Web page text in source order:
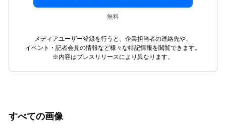
無料
メディアユーザー登録を行うと、企業担当者の連絡先や、
イベント・記者会見の情報など様々な特記情報を閲覧できます。
※内容はプレスリリースにより異なります。
すべての画像